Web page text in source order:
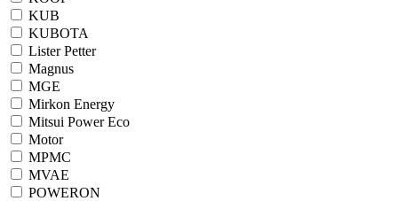
KUB
KUBOTA
Lister Petter
Magnus
MGE
Mirkon Energy
Mitsui Power Eco
Motor
MPMC
MVAE
POWERON